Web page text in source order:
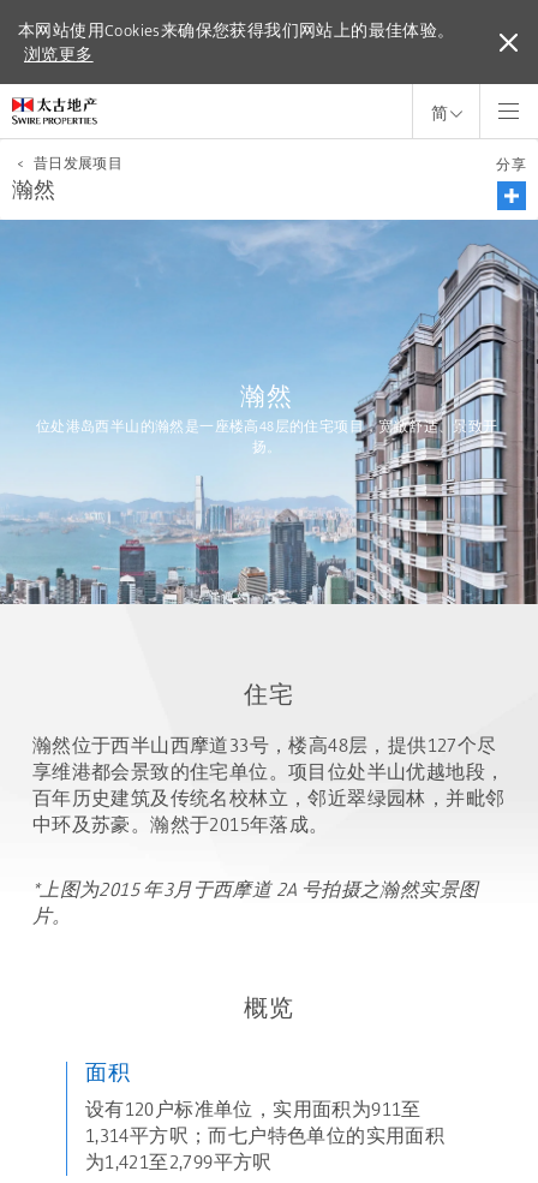
本网站使用Cookies来确保您获得我们网站上的最佳体验。
浏览更多
本网站使用Cookies来确保您获得我们网站上的最佳体验。
浏览更多
简
< 昔日发展项目
瀚然
分享
瀚然
位处港岛西半山的瀚然是一座楼高48层的住宅项目，宽敞舒适、景致开
扬。
住宅
瀚然位于西半山西摩道33号，楼高48层，提供127个尽
享维港都会景致的住宅单位。项目位处半山优越地段，
百年历史建筑及传统名校林立，邻近翠绿园林，并毗邻
中环及苏豪。瀚然于2015年落成。
*上图为2015 年3月于西摩道 2A 号拍摄之瀚然实景图
片。
概览
面积
设有120户标准单位，实用面积为911至
1,314平方呎；而七户特色单位的实用面积
为1,421至2,799平方呎